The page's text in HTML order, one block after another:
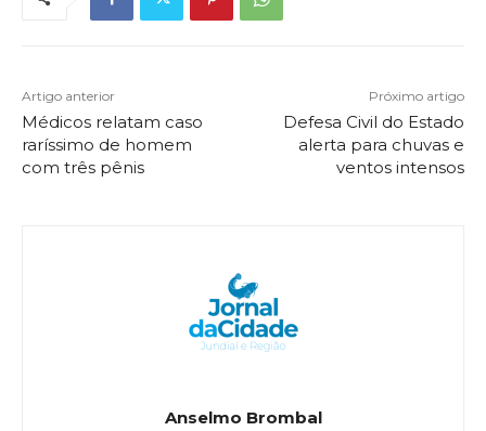
Artigo anterior
Médicos relatam caso
raríssimo de homem
com três pênis
Próximo artigo
Defesa Civil do Estado
alerta para chuvas e
ventos intensos
Anselmo Brombal